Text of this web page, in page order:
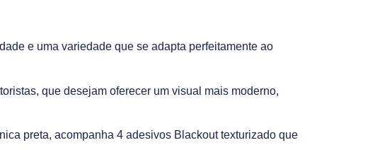
e uma variedade que se adapta perfeitamente ao
que desejam oferecer um visual mais moderno,
preta, acompanha 4 adesivos Blackout texturizado que